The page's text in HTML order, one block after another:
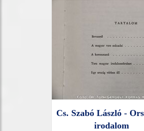
Cs. Szabó László -
irodalom